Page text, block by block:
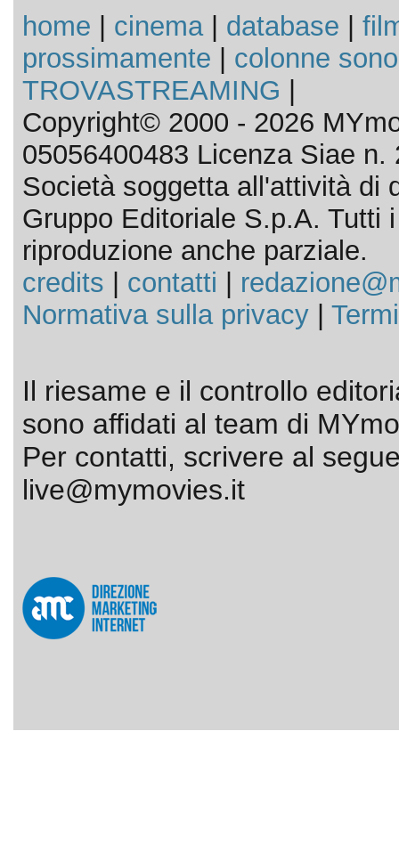
home cinema| database
prossimamente
colonne
TROVASTREAMING
Copyright© 2000 - 2026
05056400483 Licenza Siae n.
Società soggetta all'attività di
Gruppo Editoriale S.p.A. Tutti
riproduzione anche parziale.
credits
contatti
Normativa sulla privacy|
Il riesame e il controllo
sono affidati al team di
Per contatti, scrivere al
live@mymovies.it